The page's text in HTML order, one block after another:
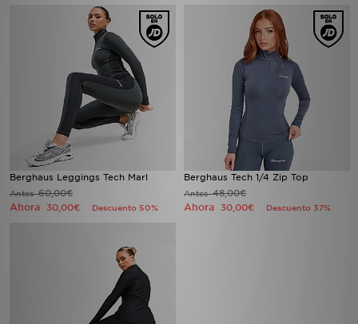
Berghaus Leggings Tech Marl
Antes60,00€
Ahora 30,00€ Descuento 50%
Berghaus Tech 1/4 Zip Top
Antes48,00€
Ahora 30,00€ Descuento 37%